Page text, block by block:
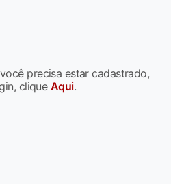
precisa estar cadastrado,
clique Aqui.